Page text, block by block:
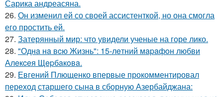
Сарика андреасяна.
26. Он изменил ей со своей ассистенткой, но она смогла
его простить ей.
27. Затерянный мир: что увидели ученые на горе лико.
28. "Однa нa вcю Жизнь": 15-лeтний мapaфoн любви
Алeкceя Щepбaкoвa.
29. Евгений Плющенко впервые прокомментировал
переход старшего сына в сборную Азербайджана: